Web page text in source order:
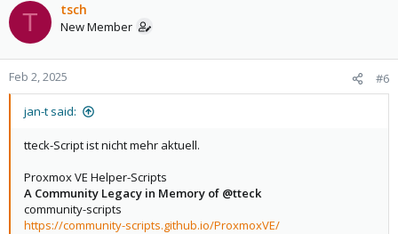
T tsch
New Member
Feb 2, 2025 #6
jan-t said:
tteck-Script ist nicht mehr aktuell.
Proxmox VE Helper-Scripts
A Community Legacy in Memory of @tteck
community-scripts
https://community-scripts.github.io/ProxmoxVE/